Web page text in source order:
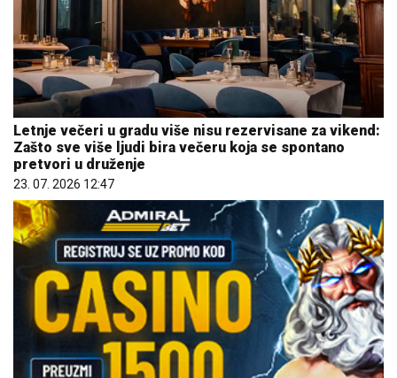
Letnje večeri u gradu više nisu rezervisane za vikend:
Zašto sve više ljudi bira večeru koja se spontano
pretvori u druženje
23. 07. 2026 12:47